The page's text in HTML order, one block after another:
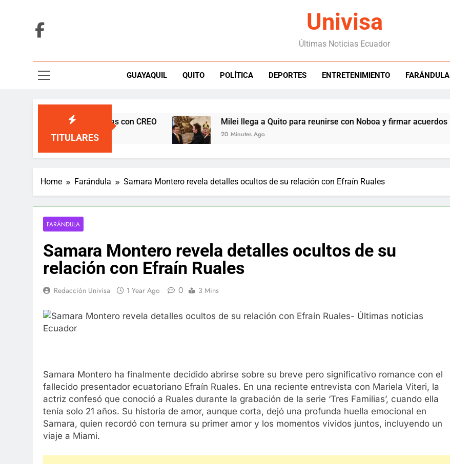
Univisa
Últimas Noticias Ecuador
GUAYAQUIL QUITO POLÍTICA DEPORTES ENTRETENIMIENTO FARÁNDULA
TITULARES
Prefectura del Guayas con CREO Milei llega a Quito para reunirse con Noboa y firmar acuerdos
20 Minutes Ago
Home Farándula Samara Montero revela detalles ocultos de su relación con Efraín Ruales
FARÁNDULA
Samara Montero revela detalles ocultos de su
relación con Efraín Ruales
Redacción Univisa 1 Year Ago 0 3 Mins
Samara Montero ha finalmente decidido abrirse sobre su breve pero significativo romance con el
fallecido presentador ecuatoriano Efraín Ruales. En una reciente entrevista con Mariela Viteri, la
actriz confesó que conoció a Ruales durante la grabación de la serie ‘Tres Familias’, cuando ella
tenía solo 21 años. Su historia de amor, aunque corta, dejó una profunda huella emocional en
Samara, quien recordó con ternura su primer amor y los momentos vividos juntos, incluyendo un
viaje a Miami.